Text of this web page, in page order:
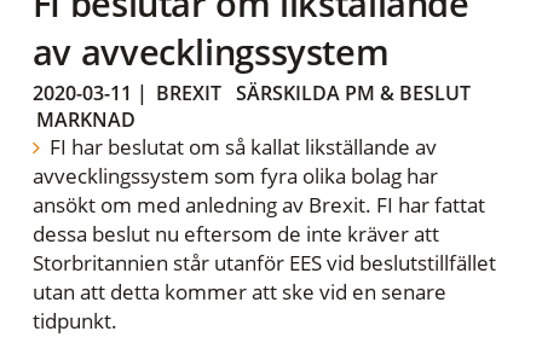
av avvecklingssystem
2020-03-11 | BREXIT SÄRSKILDA PM & BESLUT
MARKNAD
FI har beslutat om så kallat likställande av
avvecklingssystem som fyra olika bolag har
ansökt om med anledning av Brexit. FI har fattat
dessa beslut nu eftersom de inte kräver att
Storbritannien står utanför EES vid beslutstillfället
utan att detta kommer att ske vid en senare
tidpunkt.